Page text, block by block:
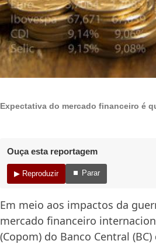
Expectativa do mercado financeiro é
Ouça esta reportagem
▶ Reproduzir ⏹ Parar
Em meio aos impactos da
mercado financeiro
(Copom) do Banco Central